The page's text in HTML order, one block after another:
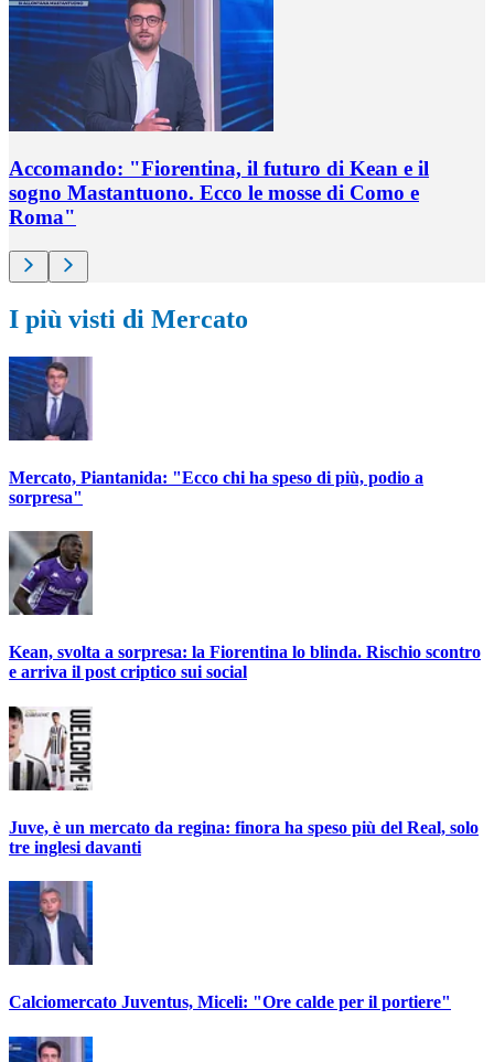
Accomando: "Fiorentina, il futuro di Kean e il
sogno Mastantuono. Ecco le mosse di Como e
Roma"
I più visti di Mercato
Mercato, Piantanida: "Ecco chi ha speso di più, podio a
sorpresa"
Kean, svolta a sorpresa: la Fiorentina lo blinda. Rischio scontro
e arriva il post criptico sui social
Juve, è un mercato da regina: finora ha speso più del Real, solo
tre inglesi davanti
Calciomercato Juventus, Miceli: "Ore calde per il portiere"